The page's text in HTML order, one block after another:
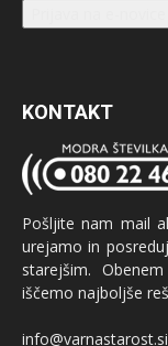
KONTAKT
Pošljite nam mail
urejamo in
starejšim.
iščemo najboljše